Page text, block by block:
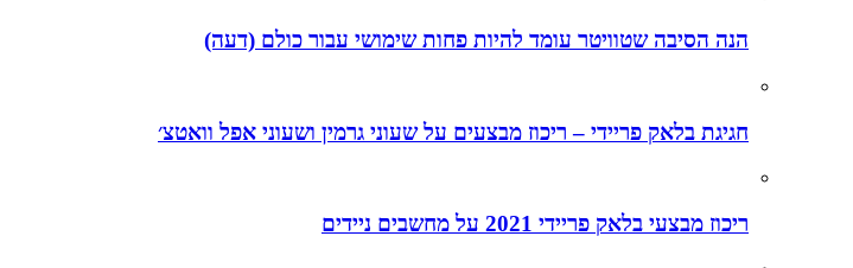
הנה הסיבה שטוויטר עומד להיות פחות שימושי עבור כולם (דעה)
חגיגת בלאק פריידי – ריכוז מבצעים על שעוני גרמין ושעוני אפל וואטצ׳
ריכוז מבצעי בלאק פריידי 2021 על מחשבים ניידים